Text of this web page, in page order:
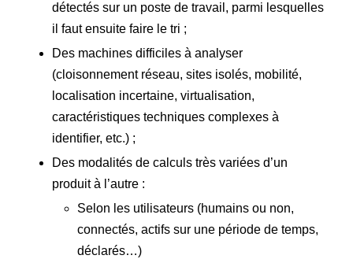
détectés sur un poste de travail, parmi lesquelles
il faut ensuite faire le tri ;
Des machines difficiles à analyser
(cloisonnement réseau, sites isolés, mobilité,
localisation incertaine, virtualisation,
caractéristiques techniques complexes à
identifier, etc.) ;
Des modalités de calculs très variées d’un
produit à l’autre :
Selon les utilisateurs (humains ou non,
connectés, actifs sur une période de temps,
déclarés…)